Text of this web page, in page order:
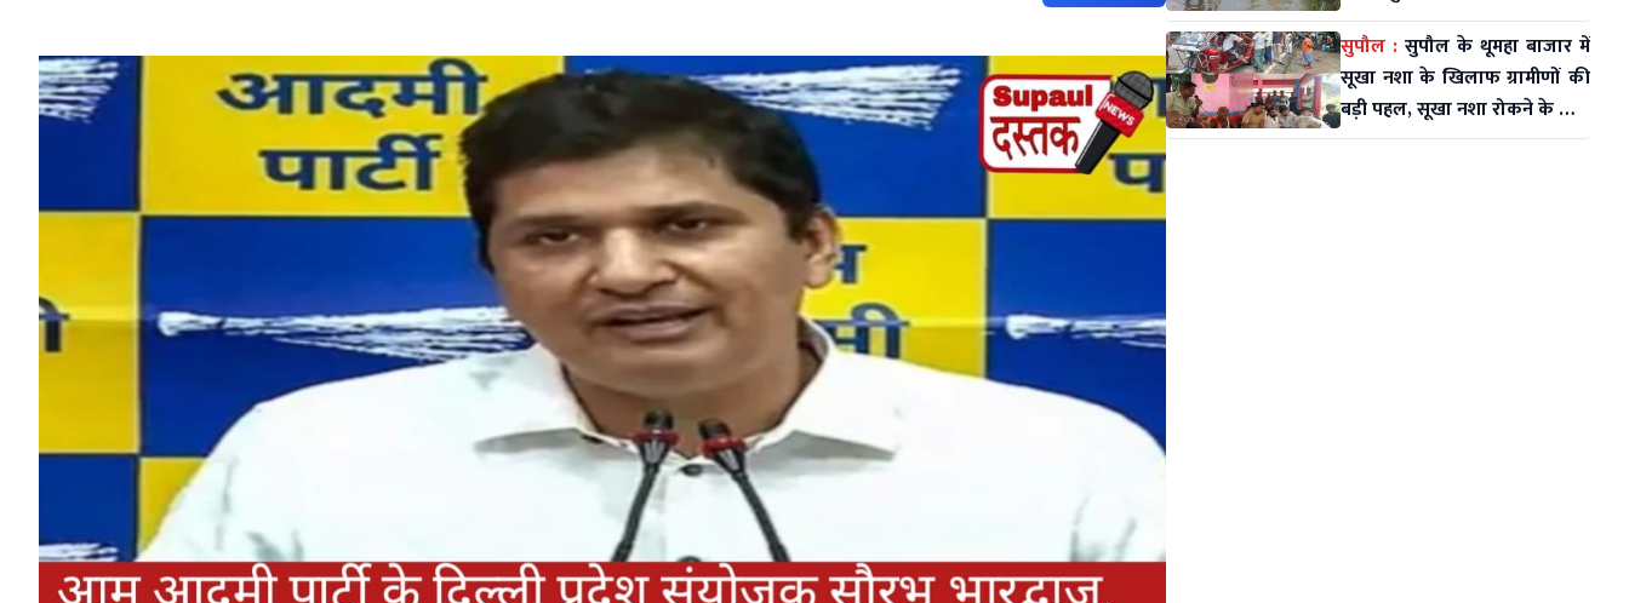
लोगों का दर्द सुने
सुपौल : सुपौल के थूमहा बाजार में
सूखा नशा के खिलाफ ग्रामीणों की
बड़ी पहल, सूखा नशा रोकने के लिए
बड़ी बैठक कर चलाया अभियान